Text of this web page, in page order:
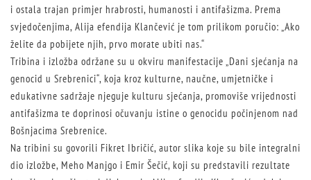
i ostala trajan primjer hrabrosti, humanosti i antifašizma. Prema
svjedočenjima, Alija efendija Klančević je tom prilikom poručio: „Ako
želite da pobijete njih, prvo morate ubiti nas.“
Tribina i izložba održane su u okviru manifestacije „Dani sjećanja na
genocid u Srebrenici“, koja kroz kulturne, naučne, umjetničke i
edukativne sadržaje njeguje kulturu sjećanja, promoviše vrijednosti
antifašizma te doprinosi očuvanju istine o genocidu počinjenom nad
Bošnjacima Srebrenice.
Na tribini su govorili Fikret Ibričić, autor slika koje su bile integralni
dio izložbe, Meho Manjgo i Emir Šečić, koji su predstavili rezultate